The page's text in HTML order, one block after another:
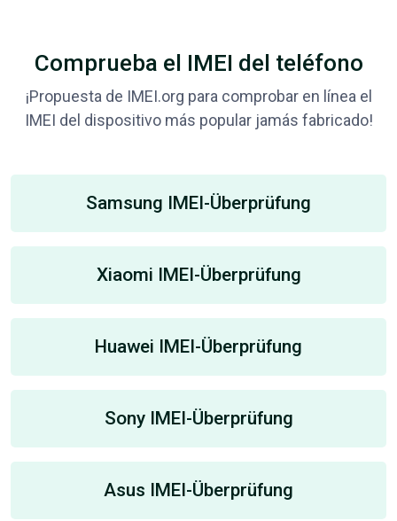
Comprueba el IMEI del teléfono
¡Propuesta de IMEI.org para comprobar en línea el
IMEI del dispositivo más popular jamás fabricado!
Samsung IMEI-Überprüfung
Xiaomi IMEI-Überprüfung
Huawei IMEI-Überprüfung
Sony IMEI-Überprüfung
Asus IMEI-Überprüfung